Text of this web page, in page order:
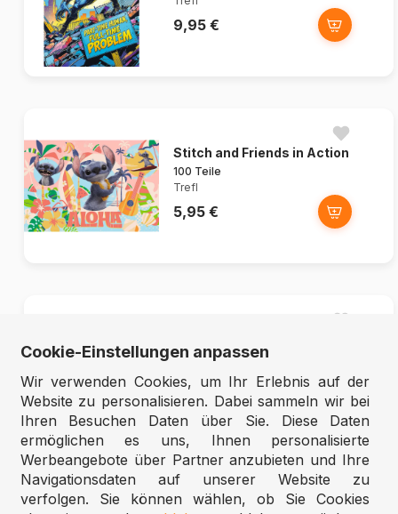
9,95 €
Stitch and Friends in Action
100 Teile
Trefl
5,95 €
30 Teile
11,95 €
Neu
Cookie-Einstellungen anpassen
Wir verwenden Cookies, um Ihr Erlebnis auf der
Website zu personalisieren. Dabei sammeln wir bei
Ihren Besuchen Daten über Sie. Diese Daten
ermöglichen es uns, Ihnen personalisierte
Werbeangebote über Partner anzubieten und Ihre
Navigationsdaten auf unserer Website zu
verfolgen. Sie können wählen, ob Sie Cookies